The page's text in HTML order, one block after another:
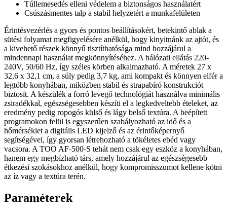
Túllemesedés elleni védelem a biztonságos használatért
Csúszásmentes talp a stabil helyzetért a munkafelületen
Érintésvezérlés a gyors és pontos beállításokért, betekintő ablak a
sütési folyamat megfigyelésére anélkül, hogy kinyitnánk az ajtót, és
a kivehető részek könnyű tisztíthatósága mind hozzájárul a
mindennapi használat megkönnyítéséhez. A hálózati ellátás 220-
240V, 50/60 Hz, így széles körben alkalmazható. A méretek 27 x
32,6 x 32,1 cm, a súly pedig 3,7 kg, ami kompakt és könnyen elfér a
legtöbb konyhában, miközben stabil és strapabíró konstrukciót
biztosít. A készülék a forró levegő technológiát használva minimális
zsiradékkal, egészségesebben készíti el a legkedveltebb ételeket, az
eredmény pedig ropogós külső és lágy belső textúra. A beépített
programokon felül is egyszerűen szabályozható az idő és a
hőmérséklet a digitális LED kijelző és az érintőképernyő
segítségével, így gyorsan létrehozható a tökéletes ebéd vagy
vacsora. A TOO AF-500-S tehát nem csak egy eszköz a konyhában,
hanem egy megbízható társ, amely hozzájárul az egészségesebb
étkezési szokásokhoz anélkül, hogy kompromisszumot kellene kötni
az íz vagy a textúra terén.
Paraméterek